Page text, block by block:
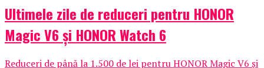
Ultimele zile de reduceri pentru HONOR
Magic V6 și HONOR Watch 6
Reduceri de până la 1.500 de lei pentru HONOR Magic V6 și